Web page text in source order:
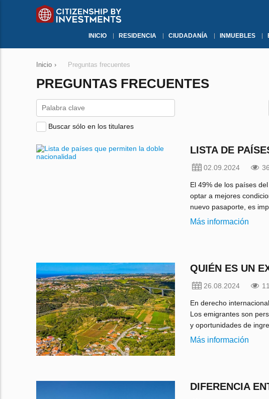
INICIO RESIDENCIA CIUDADANÍA INMUEBLES
Inicio › Preguntas frecuentes
PREGUNTAS FRECUENTES
Buscar sólo en los titulares
LISTA DE
02.09.2024
El 49% de los países
optar a mejores
nuevo pasaporte, es
Más información
QUIÉN ES UN
26.08.2024
En derecho
Los emigrantes son
y oportunidades de
Más información
DIFERENCIA